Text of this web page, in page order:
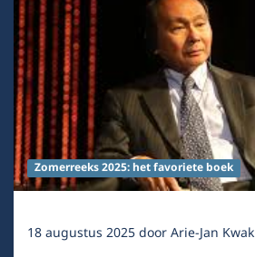
Zomerreeks 2025: het favoriete boek
18 augustus 2025doorArie-Jan Kwak